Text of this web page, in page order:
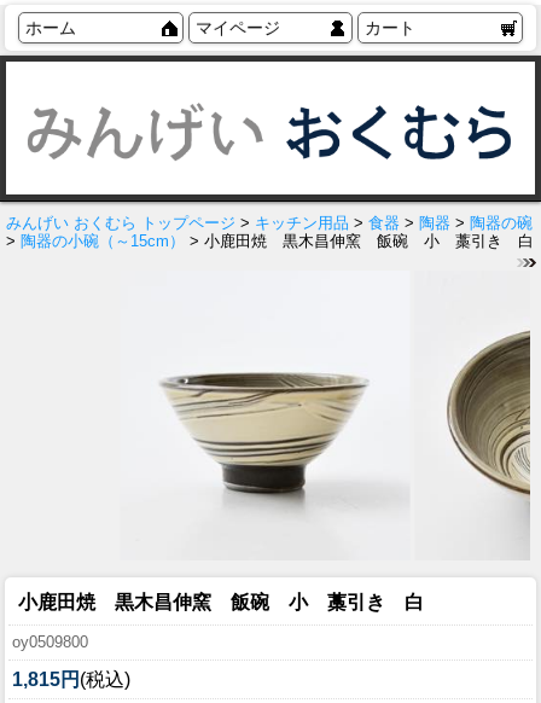
ホーム マイページ カート
みんげい おくむら トップページ > キッチン用品 > 食器 > 陶器 > 陶器の碗
> 陶器の小碗（～15cm） > 小鹿田焼 黒木昌伸窯 飯碗 小 藁引き 白
小鹿田焼 黒木昌伸窯 飯碗 小 藁引き 白
oy0509800
1,815円 (税込)